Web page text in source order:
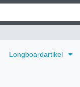
Longboardartikel